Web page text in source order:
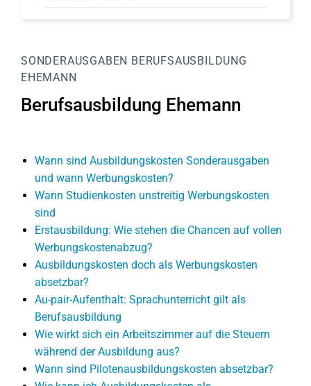
SONDERAUSGABEN BERUFSAUSBILDUNG
EHEMANN
Berufsausbildung Ehemann
Wann sind Ausbildungskosten Sonderausgaben
und wann Werbungskosten?
Wann Studienkosten unstreitig Werbungskosten
sind
Erstausbildung: Wie stehen die Chancen auf vollen
Werbungskostenabzug?
Ausbildungskosten doch als Werbungskosten
absetzbar?
Au-pair-Aufenthalt: Sprachunterricht gilt als
Berufsausbildung
Wie wirkt sich ein Arbeitszimmer auf die Steuern
während der Ausbildung aus?
Wann sind Pilotenausbildungskosten absetzbar?